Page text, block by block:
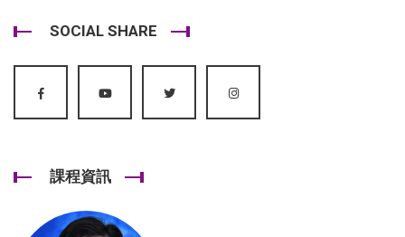
SOCIAL SHARE
課程資訊